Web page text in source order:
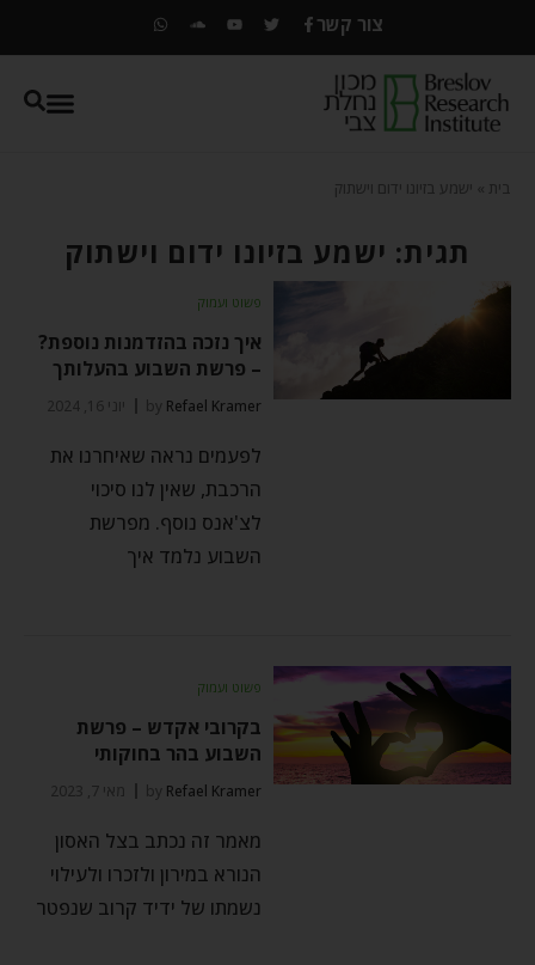
צור קשר
בית ישמע בזיונו ידום וישתוק
תגית: ישמע בזיונו ידום וישתוק
פשוט ועמוק
איך נזכה בהזדמנות נוספת?
– פרשת השבוע בהעלותך
by Refael Kramer יוני 16, 2024
לפעמים נראה שאיחרנו את
הרכבת, שאין לנו סיכוי
לצ'אנס נוסף. מפרשת
השבוע נלמד איך
פשוט ועמוק
בקרובי אקדש – פרשת
השבוע בהר בחוקותי
by Refael Kramer מאי 7, 2023
מאמר זה נכתב בצל האסון
הנורא במירון ולזכרו ולעילוי
נשמתו של ידיד קרוב שנפטר